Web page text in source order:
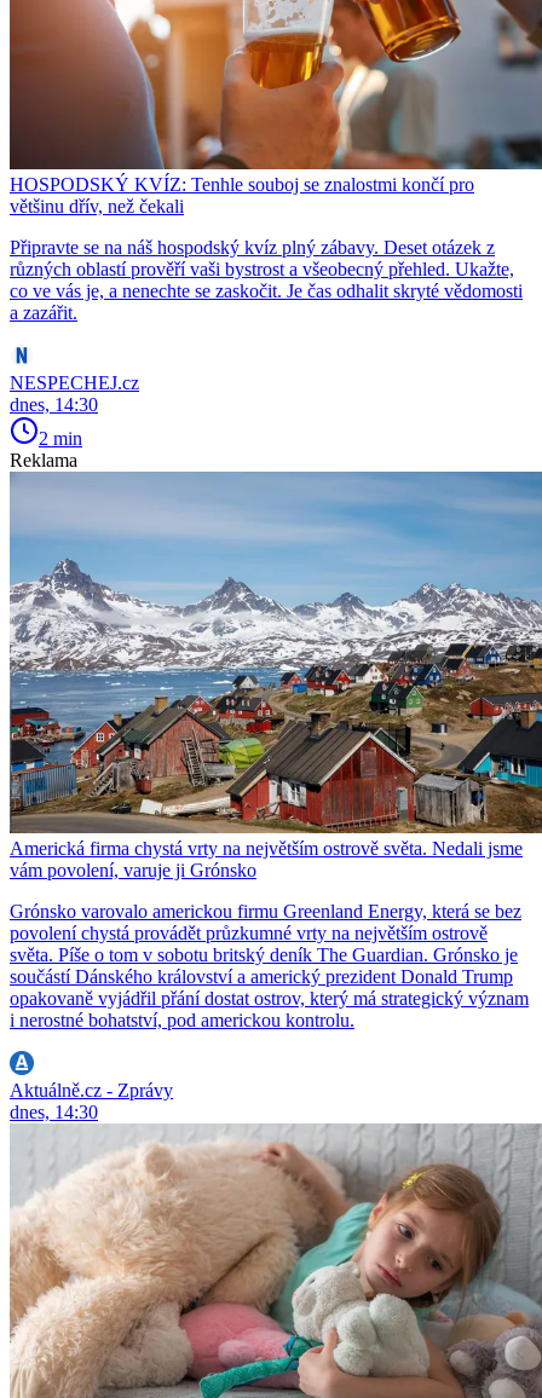
HOSPODSKÝ KVÍZ: Tenhle souboj se znalostmi končí pro
většinu dřív, než čekali
Připravte se na náš hospodský kvíz plný zábavy. Deset otázek z
různých oblastí prověří vaši bystrost a všeobecný přehled. Ukažte,
co ve vás je, a nenechte se zaskočit. Je čas odhalit skryté vědomosti
a zazářit.
NESPECHEJ.cz
dnes, 14:30
2 min
Reklama
Americká firma chystá vrty na největším ostrově světa. Nedali jsme
vám povolení, varuje ji Grónsko
Grónsko varovalo americkou firmu Greenland Energy, která se bez
povolení chystá provádět průzkumné vrty na největším ostrově
světa. Píše o tom v sobotu britský deník The Guardian. Grónsko je
součástí Dánského království a americký prezident Donald Trump
opakovaně vyjádřil přání dostat ostrov, který má strategický význam
i nerostné bohatství, pod americkou kontrolu.
Aktuálně.cz - Zprávy
dnes, 14:30